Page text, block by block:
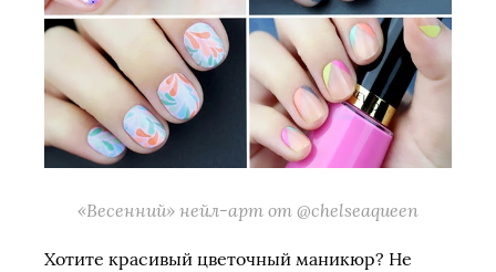
«Весенний» нейл-арт от @chelseaqueen
Хотите красивый цветочный маникюр? Не